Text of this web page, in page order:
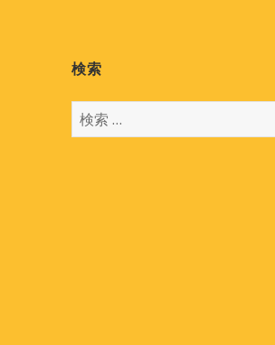
検索
検
索